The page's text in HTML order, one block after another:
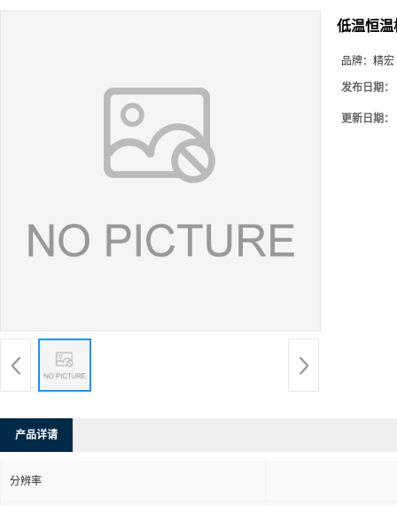
低温恒温
品牌： 精宏
发布日期：
更新日期：
产品详请
分辨率